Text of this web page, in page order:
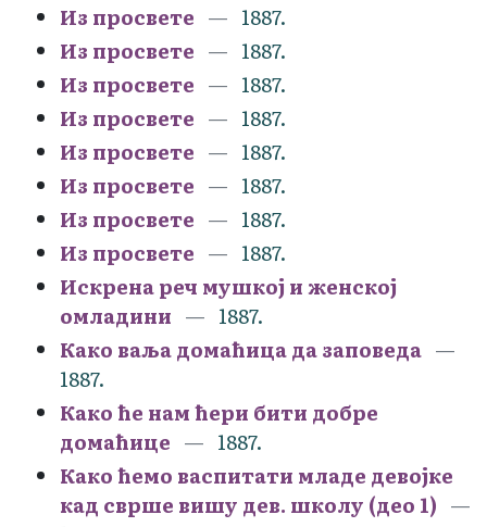
Из просвете
1887.
Из просвете
1887.
Из просвете
1887.
Из просвете
1887.
Из просвете
1887.
Из просвете
1887.
Из просвете
1887.
Из просвете
1887.
Искрена реч мушкој и женској
омладини
1887.
Како ваља домаћица да заповеда
1887.
Како ће нам ћери бити добре
домаћице
1887.
Како ћемо васпитати младе девојке
кад сврше вишу дев. школу (део 1)